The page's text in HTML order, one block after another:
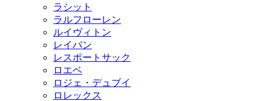
ラシット
ラルフローレン
ルイヴィトン
レイバン
レスポートサック
ロエベ
ロジェ・デュブイ
ロレックス